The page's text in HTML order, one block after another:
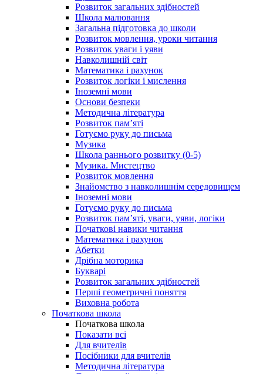
Розвиток загальних здібностей
Школа малювання
Загальна підготовка до школи
Розвиток мовлення, уроки читання
Розвиток уваги і уяви
Навколишній світ
Математика і рахунок
Розвиток логіки і мислення
Іноземні мови
Основи безпеки
Методична література
Розвиток пам’яті
Готуємо руку до письма
Музика
Школа раннього розвитку (0-5)
Музика. Мистецтво
Розвиток мовлення
Знайомство з навколишнім середовищем
Іноземні мови
Готуємо руку до письма
Розвиток пам’яті, уваги, уяви, логіки
Початкові навики читання
Математика і рахунок
Абетки
Дрібна моторика
Букварі
Розвиток загальних здібностей
Перші геометричні поняття
Виховна робота
Початкова школа
Початкова школа
Показати всі
Для вчителів
Посібники для вчителів
Методична література